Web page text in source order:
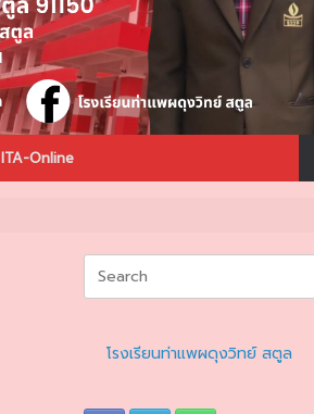
ITA-Online
Search
for:
โรงเรียนท่าแพผดุงวิทย์ สตูล